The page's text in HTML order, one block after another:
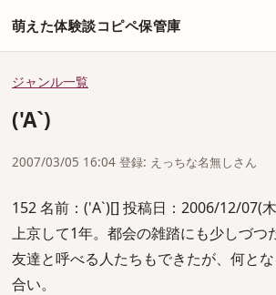
萌えた体験談コピペ保管庫
ジャンル一覧
('A`)
2007/03/05 16:04 登録: えっちな名無しさん
152 名前：('A`)[] 投稿日：2006/12/07(
上京して1年。都会の雑踏にも少しづつ
友達と呼べる人たちもできたが、何と
合い。